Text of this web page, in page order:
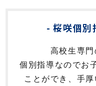
桜咲個
高校生専門
個別指導なのでお
ことができ、手